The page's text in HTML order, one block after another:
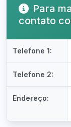
Para
contato
Telefone 1:
Telefone 2:
Endereço: